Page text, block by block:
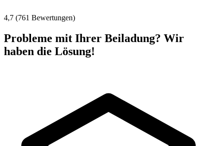
4,7 (761 Bewertungen)
Probleme mit Ihrer Beiladung? Wir
haben die Lösung!